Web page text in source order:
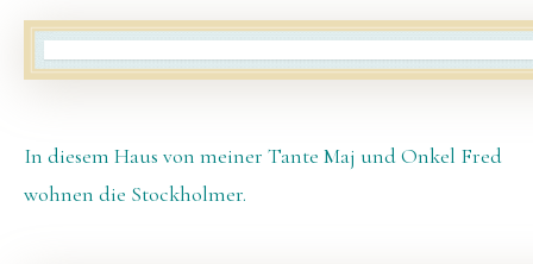
In diesem Haus von meiner Tante Maj und Onkel Fred
wohnen die Stockholmer.